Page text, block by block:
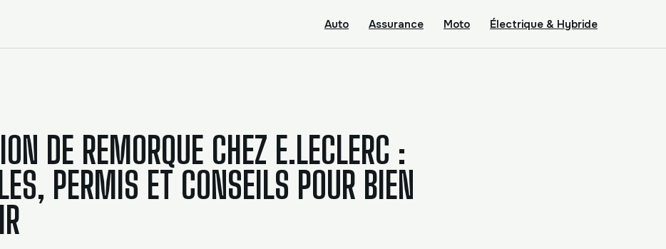
Auto Assurance Moto Électrique & Hybride
DE REMORQUE CHEZ E.LECLERC :
PERMIS ET CONSEILS POUR BIEN